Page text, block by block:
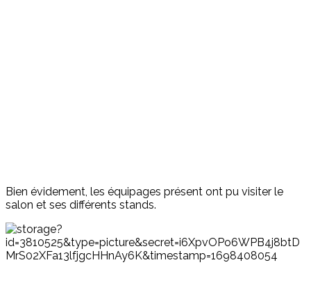
Bien évidement, les équipages présent ont pu visiter le
salon et ses différents stands.